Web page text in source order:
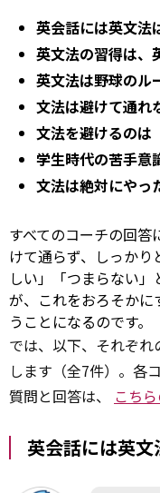
英会話には英文法
英文法の習得は、
英文法は野球のル
文法は避けて通れ
文法を避けるのは
学生時代の苦手意
文法は絶対にやっ
すべてのコーチの回
けて通らず、しっかり
しい」「つまらない
が、これをおろそかに
うことになるのです。
では、以下、それぞ
します（全7件）。各
質問と回答は、 こち
英会話には英文